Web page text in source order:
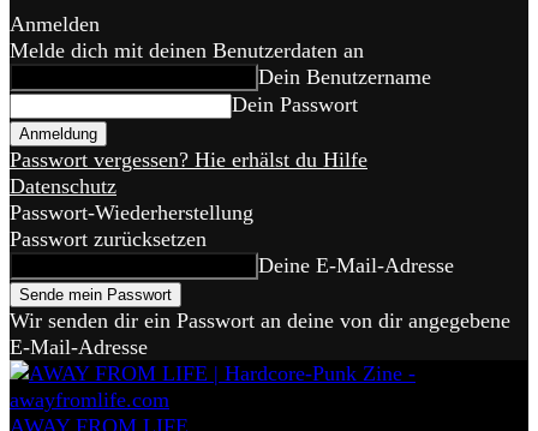
Anmelden
Melde dich mit deinen Benutzerdaten an
Dein Benutzername
Dein Passwort
Passwort vergessen? Hie erhälst du Hilfe
Datenschutz
Passwort-Wiederherstellung
Passwort zurücksetzen
Deine E-Mail-Adresse
Wir senden dir ein Passwort an deine von dir angegebene
E-Mail-Adresse
AWAY FROM LIFE